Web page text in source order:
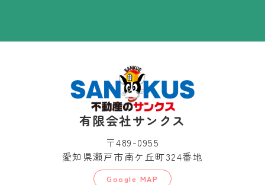
有限会社サンクス
〒489-0955
愛知県瀬戸市南ケ丘町324番地
Google MAP